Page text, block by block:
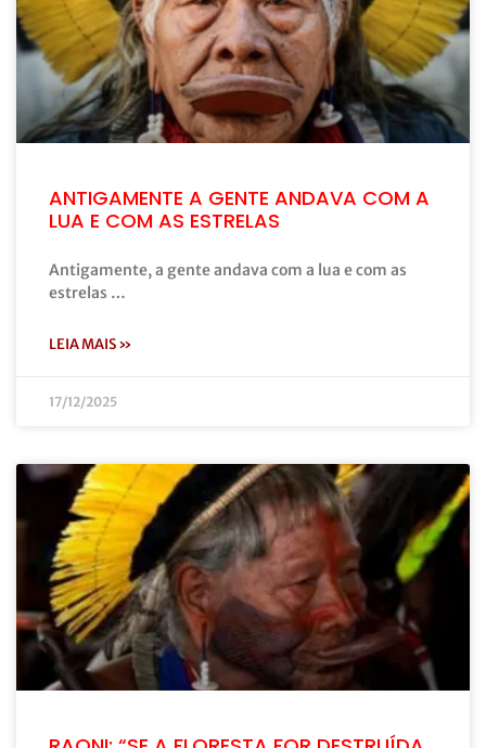
ANTIGAMENTE A GENTE ANDAVA COM A
LUA E COM AS ESTRELAS
Antigamente, a gente andava com a lua e com as
estrelas …
LEIA MAIS »
17/12/2025